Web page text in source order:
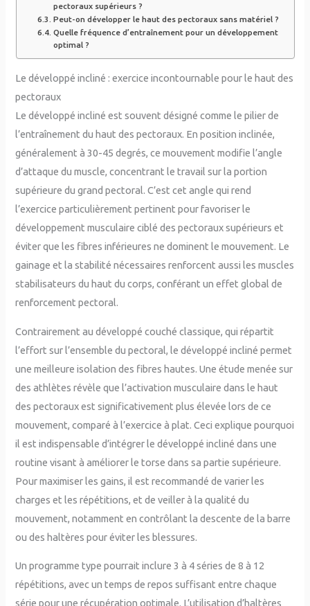
pectoraux supérieurs ?
Peut-on développer le haut des pectoraux sans matériel ?
Quelle fréquence d’entraînement pour un développement
optimal ?
Le développé incliné : exercice incontournable pour le haut des
pectoraux
Le développé incliné est souvent désigné comme le pilier de
l’entraînement du haut des pectoraux. En position inclinée,
généralement à 30-45 degrés, ce mouvement modifie l’angle
d’attaque du muscle, concentrant le travail sur la portion
supérieure du grand pectoral. C’est cet angle qui rend
l’exercice particulièrement pertinent pour favoriser le
développement musculaire ciblé des pectoraux supérieurs et
éviter que les fibres inférieures ne dominent le mouvement. Le
gainage et la stabilité nécessaires renforcent aussi les muscles
stabilisateurs du haut du corps, conférant un effet global de
renforcement pectoral.
Contrairement au développé couché classique, qui répartit
l’effort sur l’ensemble du pectoral, le développé incliné permet
une meilleure isolation des fibres hautes. Une étude menée sur
des athlètes révèle que l’activation musculaire dans le haut
des pectoraux est significativement plus élevée lors de ce
mouvement, comparé à l’exercice à plat. Ceci explique pourquoi
il est indispensable d’intégrer le développé incliné dans une
routine visant à améliorer le torse dans sa partie supérieure.
Pour maximiser les gains, il est recommandé de varier les
charges et les répétitions, et de veiller à la qualité du
mouvement, notamment en contrôlant la descente de la barre
ou des haltères pour éviter les blessures.
Un programme type pourrait inclure 3 à 4 séries de 8 à 12
répétitions, avec un temps de repos suffisant entre chaque
série pour une récupération optimale. L’utilisation d’haltères